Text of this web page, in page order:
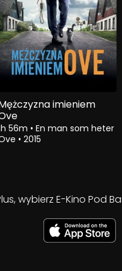
imieniem
56m • En man som heter
• 2015
wybierz E-Kino Pod